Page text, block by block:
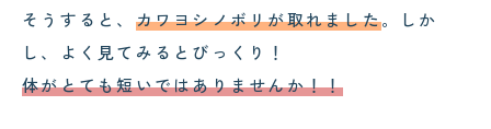
そうすると、 カワヨシノボリが取れました。しか
し、よく見てみるとびっくり！
体がとても短いではありませんか！！